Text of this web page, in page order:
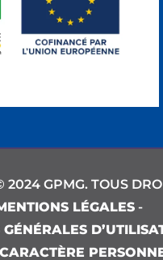
2024 GPMG. TOUS
LÉGALES -